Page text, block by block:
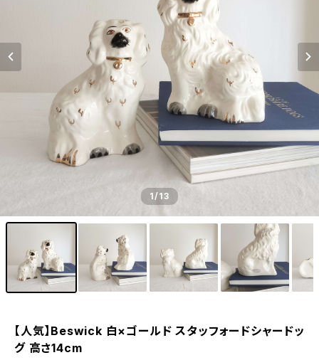
1/13
【人気】Beswick 白×ゴールド スタッフォードシャードッ
グ 高さ14cm